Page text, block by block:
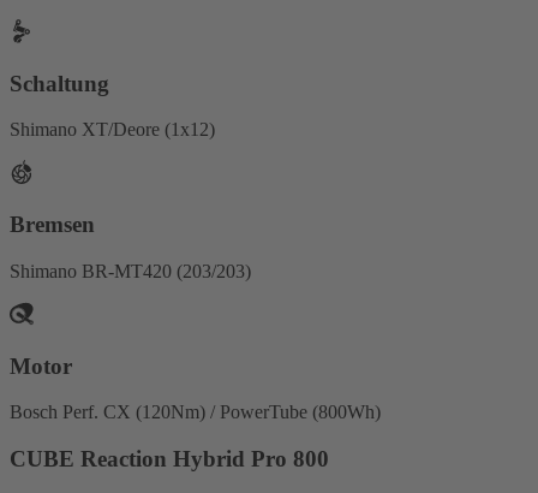
Schaltung
Shimano XT/Deore (1x12)
Bremsen
Shimano BR-MT420 (203/203)
Motor
Bosch Perf. CX (120Nm) / PowerTube (800Wh)
CUBE Reaction Hybrid Pro 800